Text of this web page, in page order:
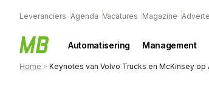
Leveranciers Agenda Vacatures Magazine
Automatisering Management
Home » Keynotes van Volvo Trucks en McKinsey op